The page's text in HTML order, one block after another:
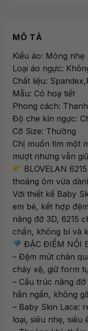
MÔ TẢ
Kiểu áo: Mỏng nhẹ
Loại áo ngực:
Chất liệu:
Mẫu: Có hoạ tiết
Phong cách:
Độ che kín ngực:
Cỡ Size: Thường
Chị muốn tìm một
mượt nhưng vẫn
BLOVELAN
thoáng ôm vừa
Với thiết kế Baby
em bé, kết hợp
nâng đỡ 3D, 6215
chắn, không bí và
ĐẶC ĐIỂM NỔI
– Đệm mút chân
chảy xệ, giữ form
– Cấu trúc nâng
hằn ngấn, không
– Baby Skin Lace:
loại, siêu nhẹ, siêu